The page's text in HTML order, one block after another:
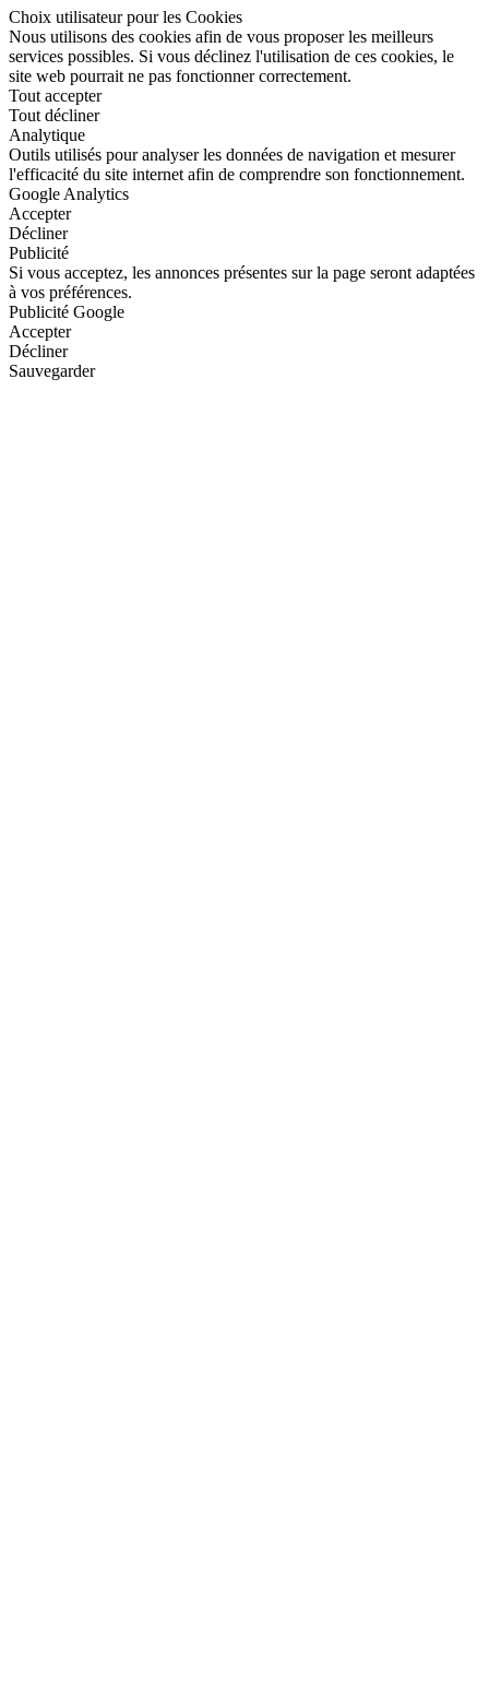
Choix utilisateur pour les Cookies
Nous utilisons des cookies afin de vous proposer les meilleurs
services possibles. Si vous déclinez l'utilisation de ces cookies, le
site web pourrait ne pas fonctionner correctement.
Tout accepter
Tout décliner
Analytique
Outils utilisés pour analyser les données de navigation et mesurer
l'efficacité du site internet afin de comprendre son fonctionnement.
Google Analytics
Accepter
Décliner
Publicité
Si vous acceptez, les annonces présentes sur la page seront adaptées
à vos préférences.
Publicité Google
Accepter
Décliner
Sauvegarder